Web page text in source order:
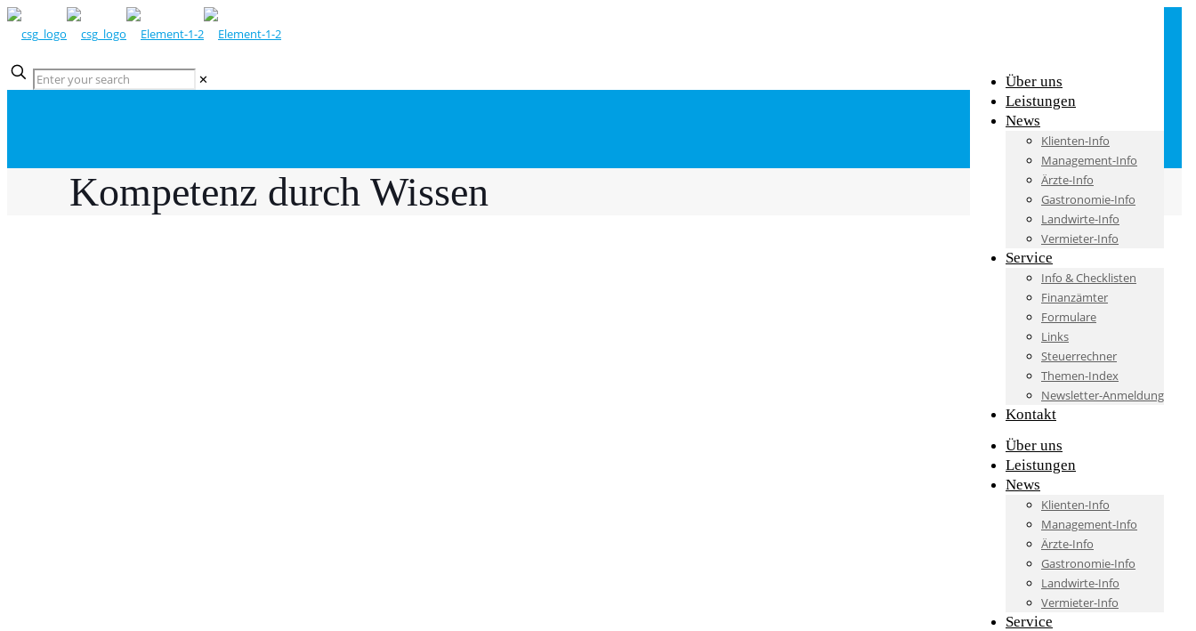
Über uns
Leistungen
News
Klienten-Info
Management-Info
Ärzte-Info
Gastronomie-Info
Landwirte-Info
Vermieter-Info
Service
Info & Checklisten
Finanzämter
Formulare
Links
Steuerrechner
Themen-Index
Newsletter-Anmeldung
Kontakt
Über uns
Leistungen
News
Klienten-Info
Management-Info
Ärzte-Info
Gastronomie-Info
Landwirte-Info
Vermieter-Info
Service
✕
Kompetenz durch Wissen